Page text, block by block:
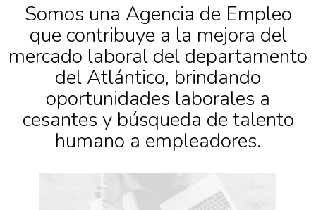
Somos una Agencia de Empleo
que contribuye a la mejora del
mercado laboral del departamento
del Atlántico, brindando
oportunidades laborales a
cesantes y búsqueda de talento
humano a empleadores.